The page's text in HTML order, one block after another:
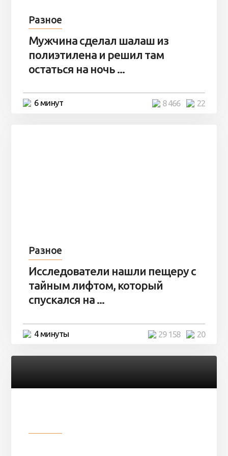
Разное
Мужчина сделал шалаш из
полиэтилена и решил там
остаться на ночь ...
6 минут 22
8 466
Разное
Исследователи нашли пещеру с
тайным лифтом, который
спускался на ...
4 минуты 20
29 158